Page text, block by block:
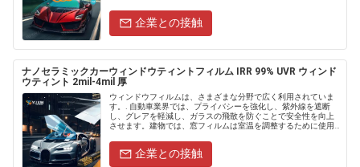
企業との接触
ナノセラミックカーウィンドウティントフィルム IRR 99% UVR ウィンド
ウティント 2mil-4mil 厚
ウィンドウフィルムは、さまざまな分野で広く利用されていま
す。. 自動車業界では、プライバシーを強化し、紫外線を遮断
し、グレアを軽減し、ガラスの飛散を防ぐことで安全性を向上
させます。建物では、窓フィルムは室温を調整するために使用
術品を太陽のダメ....
企業との接触